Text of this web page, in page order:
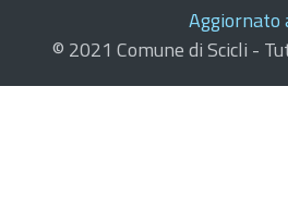
Aggiornato
© 2021 Comune di Scicli -